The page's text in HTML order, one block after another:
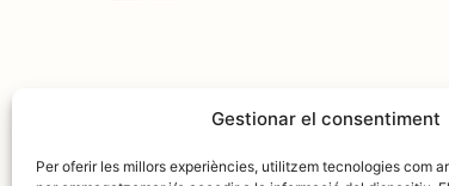
Gestionar el consentiment
Per oferir les millors experiències, utilitzem tecnologies com